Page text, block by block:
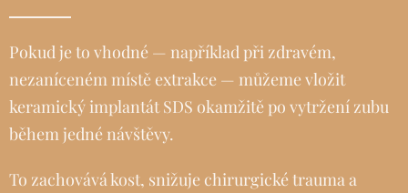
Pokud je to vhodné — například při zdravém,
nezaníceném místě extrakce — můžeme vložit
keramický implantát SDS okamžitě po vytržení zubu
během jedné návštěvy.
To zachovává kost, snižuje chirurgické trauma a